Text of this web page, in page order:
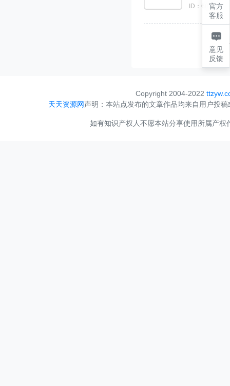
ID：687657
Copyright 2004-2022
天天资源网声明：本站点发布的文章作品均来自用户投
如有知识产权人不愿本站分享使用所属产
官方
客服

意见
反馈